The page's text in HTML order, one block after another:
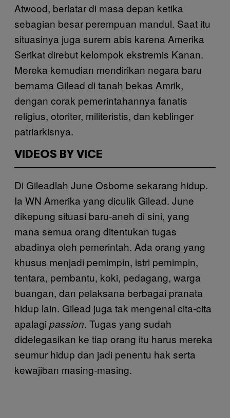
Atwood, berlatar di masa depan ketika
sebagian besar perempuan mandul. Saat itu
situasinya juga surem abis karena Amerika
Serikat direbut kelompok ekstremis Kanan.
Mereka kemudian mendirikan negara baru
bernama Gilead di tanah bekas Amrik,
dengan corak pemerintahannya fanatis
religius, otoriter, militeristis, dan keblinger
patriarkisnya.
VIDEOS BY VICE
Di Gileadlah June Osborne sekarang hidup.
Ia WN Amerika yang diculik Gilead. June
dikepung situasi baru-aneh di sini, yang
mana semua orang ditentukan tugas
abadinya oleh pemerintah. Ada orang yang
khusus menjadi pemimpin, istri pemimpin,
tentara, pembantu, koki, pedagang, warga
buangan, dan pelaksana berbagai pranata
hidup lain. Gilead juga tak mengenal cita-cita
apalagi passion. Tugas yang sudah
didelegasikan ke tiap orang itu harus mereka
seumur hidup dan jadi penentu hak serta
kewajiban masing-masing.